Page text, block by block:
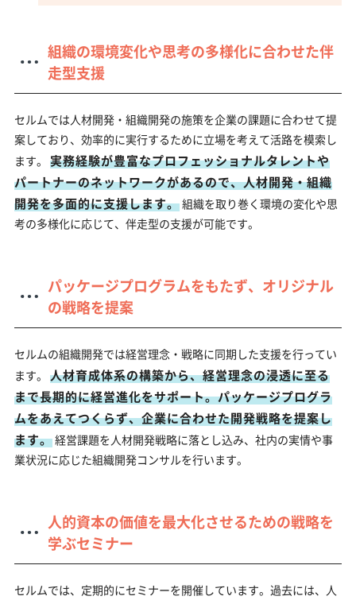
組織の環境変化や思考の多様化に合わせた伴
走型支援
セルムでは人材開発・組織開発の施策を企業の課題に合わせて提
案しており、効率的に実行するために立場を考えて活路を模索し
ます。 実務経験が豊富なプロフェッショナルタレントや
パートナーのネットワークがあるので、人材開発・組織
開発を多面的に支援します。組織を取り巻く環境の変化や思
考の多様化に応じて、伴走型の支援が可能です。
パッケージプログラムをもたず、オリジナル
の戦略を提案
セルムの組織開発では経営理念・戦略に同期した支援を行ってい
ます。 人材育成体系の構築から、経営理念の浸透に至る
まで長期的に経営進化をサポート。パッケージプログラ
ムをあえてつくらず、企業に合わせた開発戦略を提案し
ます。経営課題を人材開発戦略に落とし込み、社内の実情や事
業状況に応じた組織開発コンサルを行います。
人的資本の価値を最大化させるための戦略を
学ぶセミナー
セルムでは、定期的にセミナーを開催しています。過去には、人